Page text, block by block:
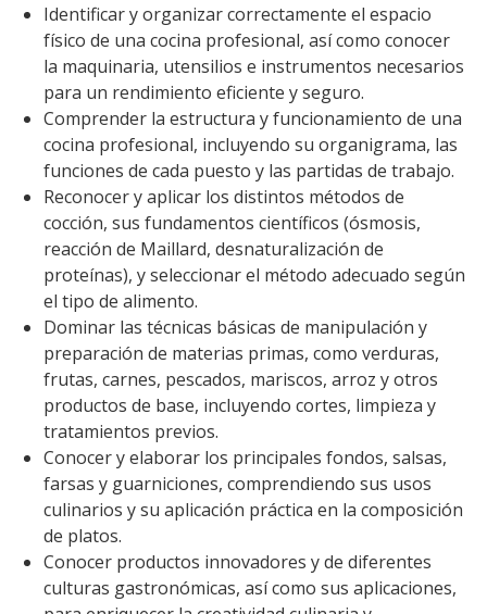
Identificar y organizar correctamente el espacio
físico de una cocina profesional, así como conocer
la maquinaria, utensilios e instrumentos necesarios
para un rendimiento eficiente y seguro.
Comprender la estructura y funcionamiento de una
cocina profesional, incluyendo su organigrama, las
funciones de cada puesto y las partidas de trabajo.
Reconocer y aplicar los distintos métodos de
cocción, sus fundamentos científicos (ósmosis,
reacción de Maillard, desnaturalización de
proteínas), y seleccionar el método adecuado según
el tipo de alimento.
Dominar las técnicas básicas de manipulación y
preparación de materias primas, como verduras,
frutas, carnes, pescados, mariscos, arroz y otros
productos de base, incluyendo cortes, limpieza y
tratamientos previos.
Conocer y elaborar los principales fondos, salsas,
farsas y guarniciones, comprendiendo sus usos
culinarios y su aplicación práctica en la composición
de platos.
Conocer productos innovadores y de diferentes
culturas gastronómicas, así como sus aplicaciones,